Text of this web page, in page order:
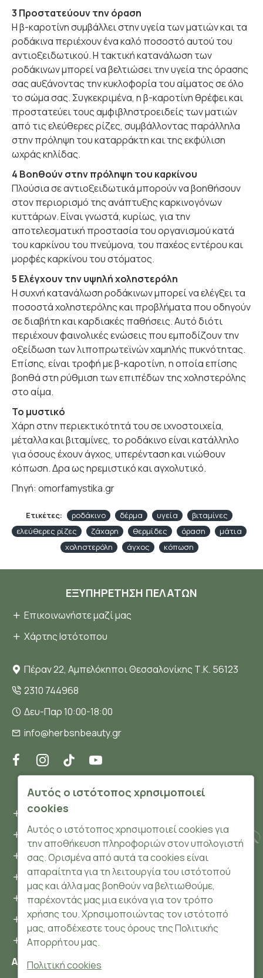
3 Προστατεύουν την όραση
Η β-καροτίνη συμβάλλει στην υγεία των ματιών και τα
ροδάκινα περιέχουν ένα καλό ποσοστό αυτού του
αντιοξειδωτικού. Η τακτική κατανάλωση των
ροδάκινων μπορεί να βελτιώσει την υγεία της όρασης
σας αυξάνοντας την κυκλοφορία του αίματος σε όλο
το σώμα σας. Συγκεκριμένα, η β-καροτίνη θρέφει και
προστατεύει τους αμφιβληστροειδείς των ματιών
από τις ελεύθερες ρίζες, συμβάλλοντας παράλληλα
στην πρόληψη του καταρράκτη και της εκφύλιση
ωχράς κηλίδας.
4 Βοηθούν στην πρόληψη του καρκίνου
Πλούσια σε αντιοξειδωτικά μπορούν να βοηθήσουν
στον περιορισμό της ανάπτυξης καρκινογόνων
κυττάρων. Είναι γνωστά, κυρίως, για την
αποτελεσματική προστασία του οργανισμού κατά
του καρκίνου του πνεύμονα, του παχέος εντέρου και
μορφές καρκίνου του στόματος.
5 Ελέγχουν την υψηλή χοληστερόλη
Η συχνή κατανάλωση ροδάκινων μπορεί να ελέγξει τα
ποσοστά χοληστερόλης και προβλήματα που οδηγούν
σε διαβήτη και καρδιακές παθήσεις. Αυτό διότι
περιέχουν φαινολικές ενώσεις που εμποδίζουν την
οξείδωση των λιποπρωτεϊνών χαμηλής πυκνότητας.
Επίσης, είναι τροφή με β-καροτίνη, η οποία επίσης
βοηθά στη ρύθμιση των επιπέδων της χοληστερόλης
στο αίμα.
Το μυστικό
Χάρη στην περιεκτικότητά του σε ιχνοστοιχεία,
μέταλλα και βιταμίνες, το ροδάκινο είναι κατάλληλο
για όσους έχουν άγχος, υπερένταση και νιώθουν
κόπωση. Δρα ως ηρεμιστικό και αγχολυτικό.
Πηγή: omorfamystika.gr
Ετικέτες: ροδάκινο δέρμα υγεία
βιταμίνες
ελεύθερες ρίζες
ζάχαρη θερμίδες όραση
μάτια
χοληστερόλη
άγχος κόπωση
ΕΞΥΠΗΡΈΤΗΣΗ ΠΕΛΑΤΏΝ
Επικοινωνήστε μαζί μας
Χάρτης Ιστότοπου
Πέραν 22, Αμπελόκηποι Θεσσαλονίκης Τ.Κ. 56123
2310 744968
Δευ-Παρ 10:00-18:00
info@herbsnbeauty.gr
ΠΛΗΡΟΦΟΡΊΕΣ
Όροι και συνθήκες
Προσωπικά δεδομένα
Ασφάλεια
Τρόποι Πληρωμής
Τρόποι Αποστολής
Επιστροφές Προϊόντων
Cookies
Αριθμός ΓΕΜΗ: 148204106000
Αυτός ο ιστότοπος χρησιμοποιεί
cookies
Αυτός ο ιστότοπος χρησιμοποιεί cookies για
την αποθήκευση πληροφοριών στον υπολογιστή
σας. Ορισμένα από αυτά τα cookies είναι
απαραίτητα για τη λειτουργία του ιστότοπού
μας και άλλα μας βοηθούν να βελτιωθούμε,
παρέχοντάς μας μια εικόνα για τον τρόπο
χρήσης του. Χρησιμοποιώντας τον ιστότοπό
μας, αποδέχεστε τους όρους της Πολιτικής
Απορρήτου μας.
Πολιτική cookies